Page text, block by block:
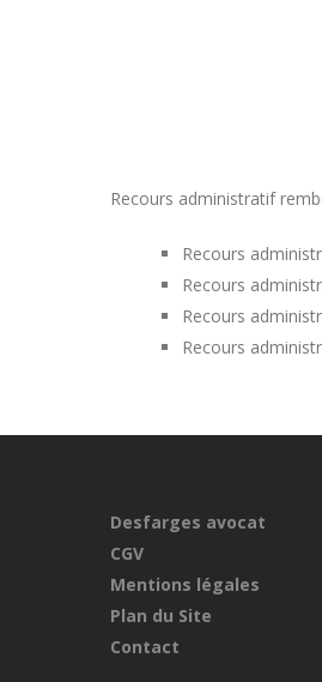
Recours administratif
Recours
Recours
Recours
Recours
Desfarges avocat
CGV
Mentions légales
Plan du Site
Contact